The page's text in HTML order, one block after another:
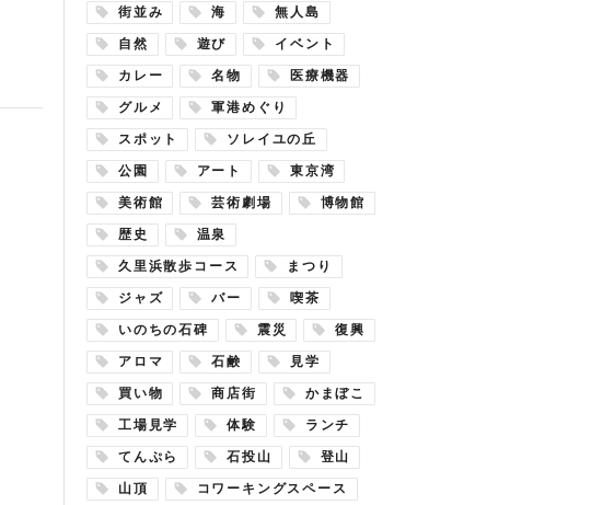
街並み 海 無人島
自然 遊び イベント
カレー 名物 医療機器
グルメ 軍港めぐり
スポット ソレイユの丘
公園 アート 東京湾
美術館 芸術劇場 博物館
歴史 温泉
久里浜散歩コース まつり
ジャズ バー 喫茶
いのちの石碑 震災 復興
アロマ 石鹸 見学
買い物 商店街 かまぼこ
工場見学 体験 ランチ
てんぷら 石投山 登山
山頂 コワーキングスペース